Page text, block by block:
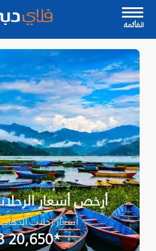
القأئمة
أرخص أسعار
أسعار رحلات
*THB 20,650